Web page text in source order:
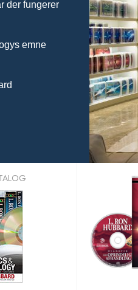
De grundlæggende
i Scientology
En introduktion til
Kærlighed og had –
Hvad er storhed?
der fungerer
emne